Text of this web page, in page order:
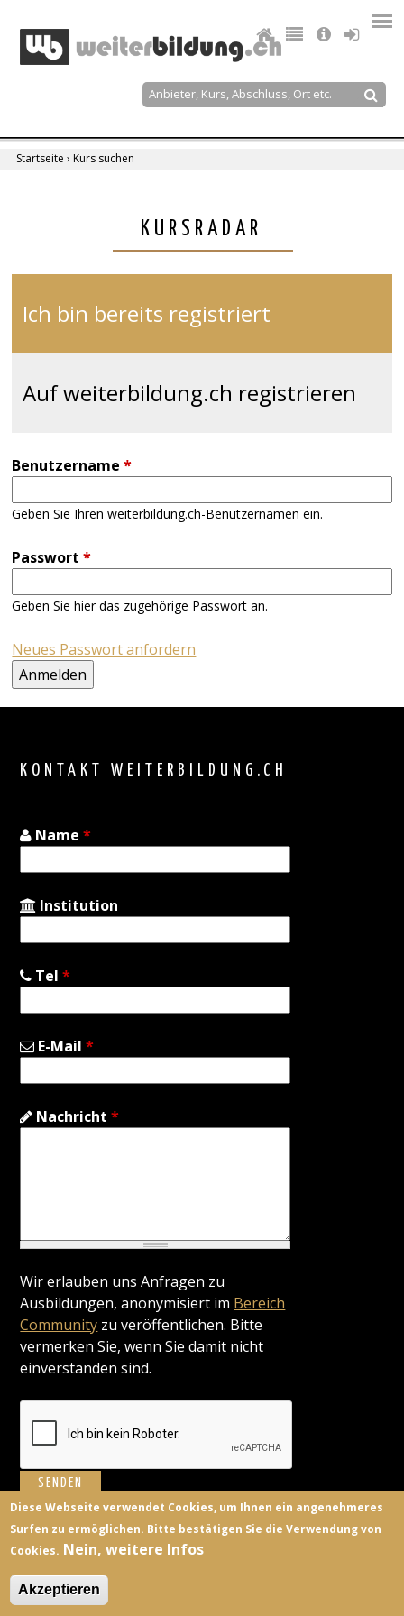
navigation
Suche
Startseite › Kurs suchen
KURSRADAR
Ich bin bereits registriert
Auf weiterbildung.ch registrieren
Benutzername*
Geben Sie Ihren weiterbildung.ch-Benutzernamen ein.
Passwort*
Geben Sie hier das zugehörige Passwort an.
Neues Passwort anfordern
KONTAKT WEITERBILDUNG.CH
Name*
Institution
Tel*
E-Mail*
Nachricht*
Wir erlauben uns Anfragen zu
Ausbildungen, anonymisiert im Bereich
Community zu veröffentlichen. Bitte
vermerken Sie, wenn Sie damit nicht
einverstanden sind.
BILDUNGSANBIETER KONTAKT
Diese Webseite verwendet Cookies, um Ihnen ein angenehmeres
Surfen zu ermöglichen. Bitte bestätigen Sie die Verwendung von
Cookies. Nein, weitere Infos
Akzeptieren